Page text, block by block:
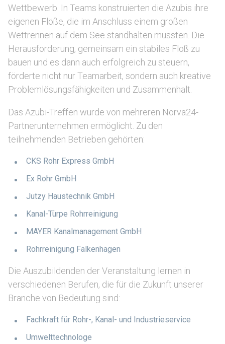
Wettbewerb. In Teams konstruierten die Azubis ihre
eigenen Flöße, die im Anschluss einem großen
Wettrennen auf dem See standhalten mussten. Die
Herausforderung, gemeinsam ein stabiles Floß zu
bauen und es dann auch erfolgreich zu steuern,
förderte nicht nur Teamarbeit, sondern auch kreative
Problemlösungsfähigkeiten und Zusammenhalt.
Das Azubi-Treffen wurde von mehreren Norva24-
Partnerunternehmen ermöglicht. Zu den
teilnehmenden Betrieben gehörten:
CKS Rohr Express GmbH
Ex Rohr GmbH
Jutzy Haustechnik GmbH
Kanal-Türpe Rohrreinigung
MAYER Kanalmanagement GmbH
Rohrreinigung Falkenhagen
Die Auszubildenden der Veranstaltung lernen in
verschiedenen Berufen, die für die Zukunft unserer
Branche von Bedeutung sind:
Fachkraft für Rohr-, Kanal- und Industrieservice
Umwelttechnologe